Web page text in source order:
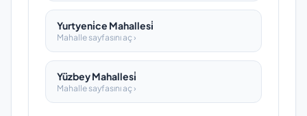
Yurtyeni̇ce Mahallesi̇
Mahalle sayfasını aç ›
Yüzbey Mahallesi̇
Mahalle sayfasını aç ›